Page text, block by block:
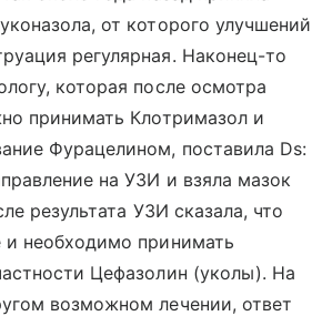
от которого улучшений
регулярная. Наконец-то
которая после осмотра
принимать Клотримазол и
Фурацелином, поставила Ds:
на УЗИ и взяла мазок
результата УЗИ сказала, что
и необходимо принимать
Цефазолин (уколы). На
возможном лечении, ответ